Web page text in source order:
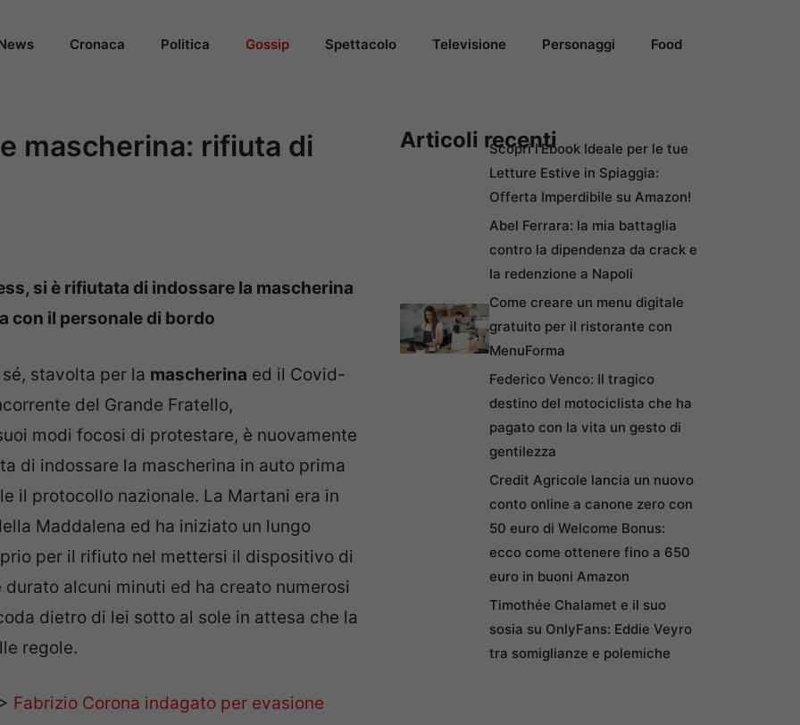
Cronaca Politica Gossip Spettacolo Televisione Personaggi Food
mascherina: rifiuta di
si è rifiutata di indossare la mascherina
con il personale di bordo
stavolta per la mascherina ed il Covid-
del Grande Fratello,
modi focosi di protestare, è nuovamente
di indossare la mascherina in auto prima
il protocollo nazionale. La Martani era in
Maddalena ed ha iniziato un lungo
per il rifiuto nel mettersi il dispositivo di
alcuni minuti ed ha creato numerosi
dietro di lei sotto al sole in attesa che la
regole.
Fabrizio Corona indagato per evasione
Articoli recentiScopri l’Ebook Ideale per le tue
Letture Estive in Spiaggia:
Offerta Imperdibile su Amazon!
Abel Ferrara: la mia battaglia
contro la dipendenza da crack e
la redenzione a Napoli
Come creare un menu digitale
gratuito per il ristorante con
MenuForma
Federico Venco: Il tragico
destino del motociclista che ha
pagato con la vita un gesto di
gentilezza
Credit Agricole lancia un nuovo
conto online a canone zero con
50 euro di Welcome Bonus:
ecco come ottenere fino a 650
euro in buoni Amazon
Timothée Chalamet e il suo
sosia su OnlyFans: Eddie Veyro
tra somiglianze e polemiche